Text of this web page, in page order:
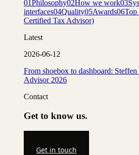
01Philosophy02How we work03
interfaces04Quality05Awards06Top
Certified Tax Advisor)
Latest
2026-06-12
From shoebox to dashboard:
Advisor 2026
Contact
Get to know us.
Get in touch